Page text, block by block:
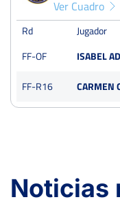
Ver Cuadro
Rd Jugador
FF-OF
ISABEL
FF-R16
CARMEN
Noticias